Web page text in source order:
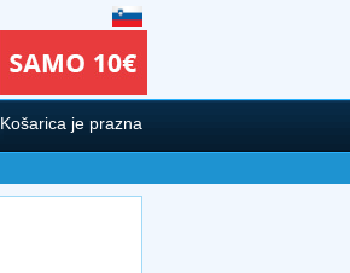
Košarica je prazna